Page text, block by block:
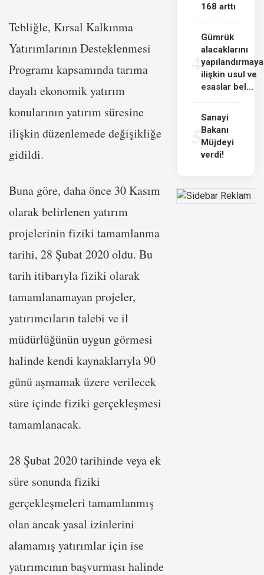
Tebliğle, Kırsal Kalkınma
Yatırımlarının Desteklenmesi
Programı kapsamında tarıma
dayalı ekonomik yatırım
konularının yatırım süresine
ilişkin düzenlemede değişikliğe
gidildi.
Buna göre, daha önce 30 Kasım
olarak belirlenen yatırım
projelerinin fiziki tamamlanma
tarihi, 28 Şubat 2020 oldu. Bu
tarih itibarıyla fiziki olarak
tamamlanamayan projeler,
yatırımcıların talebi ve il
müdürlüğünün uygun görmesi
halinde kendi kaynaklarıyla 90
günü aşmamak üzere verilecek
süre içinde fiziki gerçekleşmesi
tamamlanacak.
28 Şubat 2020 tarihinde veya ek
süre sonunda fiziki
gerçekleşmeleri tamamlanmış
olan ancak yasal izinlerini
alamamış yatırımlar için ise
yatırımcının başvurması halinde
168 arttı
4
Gümrük
alacaklarını
yapılandırmaya
ilişkin usul ve
esaslar bel...
Sanayi
Bakanı
Müjdeyi
verdi!